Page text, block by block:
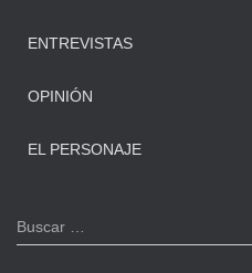
ENTREVISTAS
OPINIÓN
EL PERSONAJE
B
u
Buscar …